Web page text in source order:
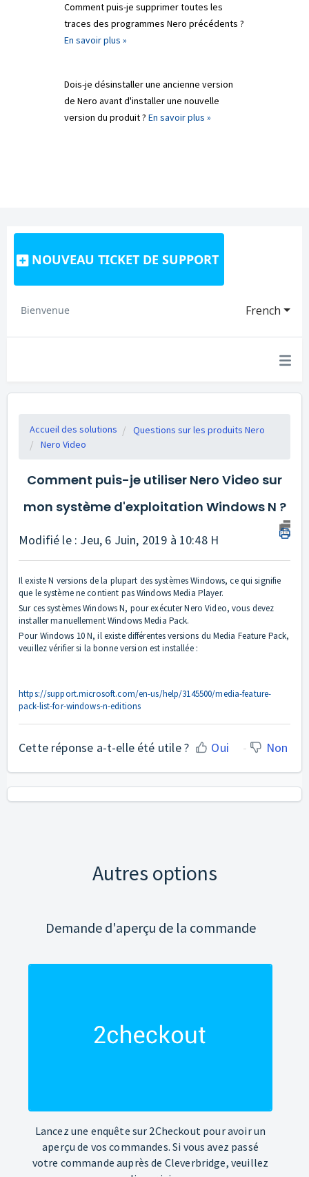
Comment puis-je supprimer toutes les
traces des programmes Nero précédents ?
En savoir plus »
Dois-je désinstaller une ancienne version
de Nero avant d'installer une nouvelle
version du produit ? En savoir plus »
NOUVEAU TICKET DE SUPPORT
French
Bienvenue
Accueil des solutions
Questions sur les produits Nero
Nero Video
Comment puis-je utiliser Nero Video sur
mon système d'exploitation Windows N ?
Modifié le : Jeu, 6 Juin, 2019 à 10:48 H
Il existe N versions de la plupart des systèmes Windows, ce qui signifie
que le système ne contient pas Windows Media Player.
Sur ces systèmes Windows N, pour exécuter Nero Video, vous devez
installer manuellement Windows Media Pack.
Pour Windows 10 N, il existe différentes versions du Media Feature Pack,
veuillez vérifier si la bonne version est installée :
https://support.microsoft.com/en-us/help/3145500/media-feature-
pack-list-for-windows-n-editions
Cette réponse a-t-elle été utile ? Oui Non
Autres options
Demande d'aperçu de la commande
Lancez une enquête sur 2Checkout pour avoir un
aperçu de vos commandes. Si vous avez passé
votre commande auprès de Cleverbridge, veuillez